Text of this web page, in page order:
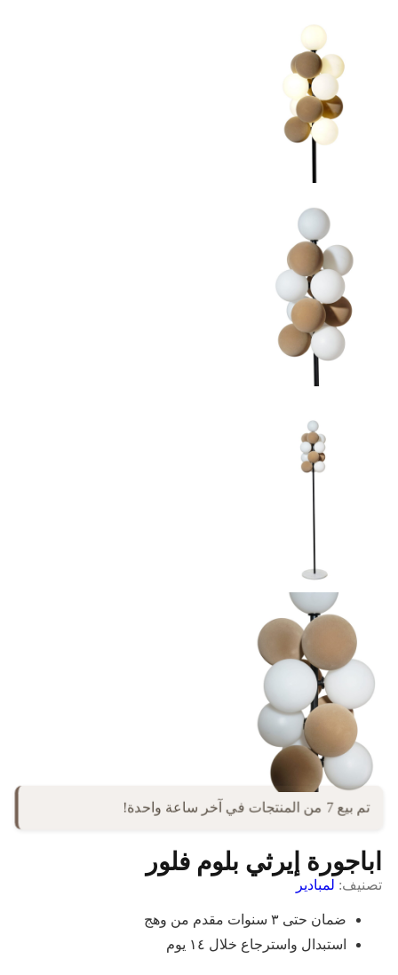
تم بيع 7 من المنتجات في آخر ساعة واحدة!
اباجورة إيرثي بلوم فلور
تصنيف: لمبادير
ضمان حتى ٣ سنوات مقدم من وهج
استبدال واسترجاع خلال ١٤ يوم